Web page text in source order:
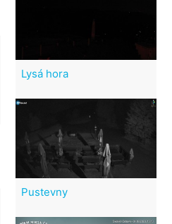
Lysá hora
Pustevny